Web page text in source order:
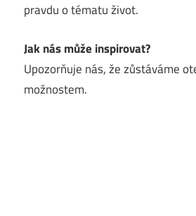
pravdu o tématu život.
Jak nás může inspirovat?
Upozorňuje nás, že zůstáváme
možnostem.